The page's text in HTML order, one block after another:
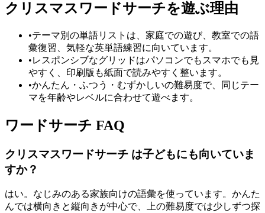
クリスマスワードサーチを遊ぶ理由
•テーマ別の単語リストは、家庭での遊び、教室での語
彙復習、気軽な英単語練習に向いています。
•レスポンシブなグリッドはパソコンでもスマホでも見
やすく、印刷版も紙面で読みやすく整います。
•かんたん・ふつう・むずかしいの難易度で、同じテー
マを年齢やレベルに合わせて遊べます。
ワードサーチ FAQ
クリスマスワードサーチ は子どもにも向いていま
すか？
はい。なじみのある家族向けの語彙を使っています。かんた
んでは横向きと縦向きが中心で、上の難易度では少しずつ探